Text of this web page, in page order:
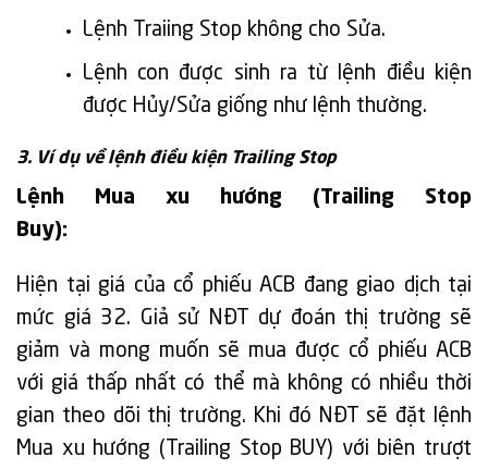
Lệnh Traiing Stop không cho Sửa.
Lệnh con được sinh ra từ lệnh điều kiện
được Hủy/Sửa giống như lệnh thường.
3. Ví dụ về lệnh điều kiện Trailing Stop
Lệnh Mua xu hướng (Trailing Stop
Buy):
Hiện tại giá của cổ phiếu ACB đang giao dịch tại
mức giá 32. Giả sử NĐT dự đoán thị trường sẽ
giảm và mong muốn sẽ mua được cổ phiếu ACB
với giá thấp nhất có thể mà không có nhiều thời
gian theo dõi thị trường. Khi đó NĐT sẽ đặt lệnh
Mua xu hướng (Trailing Stop BUY) với biên trượt